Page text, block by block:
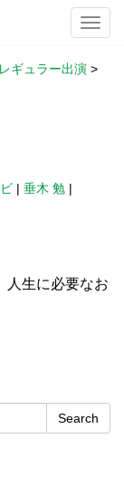
レギュラー出演 >
| 垂木 勉 |
人生に必要なお
Search